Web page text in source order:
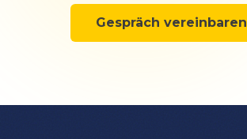
Gespräch vereinbaren